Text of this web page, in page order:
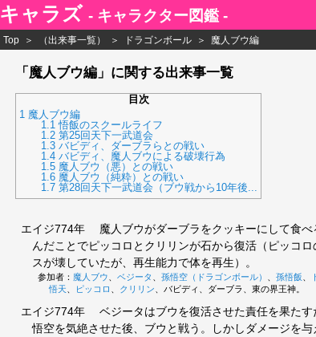
キャラズ - キャラクター図鑑 -
Top （出来事一覧） ドラゴンボール 魔人ブウ編
「魔人ブウ編」に関する出来事一覧
目次
1 魔人ブウ編
1.1 悟飯のスクールライフ
1.2 第25回天下一武道会
1.3 バビディ、ダーブラらとの戦い
1.4 バビディ、魔人ブウによる破壊行為
1.5 魔人ブウ（悪）との戦い
1.6 魔人ブウ（純粋）との戦い
1.7 第28回天下一武道会（ブウ戦から10年後...
エイジ774年
魔人ブウがダーブラをクッキーにして食
んだことでピッコロとクリリンが石から復活（ピッコロ
スが壊していたが、再生能力で体を再生）。
参加者： 魔人ブウ ベジータ 孫悟空（ドラゴンボール） 孫悟飯
悟天
ピッコロ クリリン 、バビディ、ダーブラ、東の界王神。
エイジ774年
ベジータはブウを復活させた責任を果た
悟空を気絶させた後、ブウと戦う。しかしダメージを与